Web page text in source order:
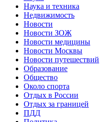
Наука и техника
Недвижимость
Новости
Новости ЗОЖ
Новости медицины
Новости Москвы
Новости путешествий
Образование
Общество
Около спорта
Отдых в России
Отдых за границей
ПДД